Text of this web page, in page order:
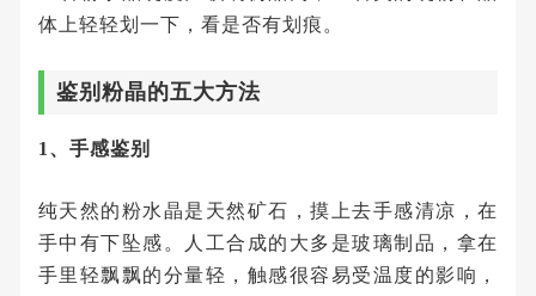
体上轻轻划一下，看是否有划痕。
鉴别粉晶的五大方法
1、手感鉴别
纯天然的粉水晶是天然矿石，摸上去手感清凉，在
手中有下坠感。人工合成的大多是玻璃制品，拿在
手里轻飘飘的分量轻，触感很容易受温度的影响，